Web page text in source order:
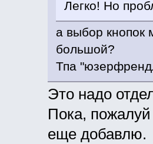
Легко! Но
а выбор кнопок
большой?
Тпа
Это надо
Пока, пожалуй
еще добавлю.